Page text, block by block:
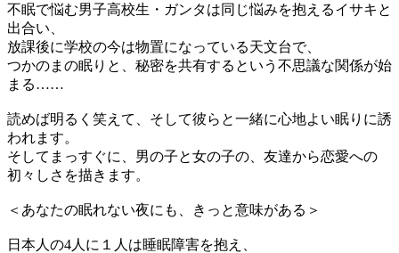
不眠で悩む男子高校生・ガンタは同じ悩みを抱えるイサキと
出合い、
放課後に学校の今は物置になっている天文台で、
つかのまの眠りと、秘密を共有するという不思議な関係が始
まる……
読めば明るく笑えて、そして彼らと一緒に心地よい眠りに誘
われます。
そしてまっすぐに、男の子と女の子の、友達から恋愛への
初々しさを描きます。
＜あなたの眠れない夜にも、きっと意味がある＞
日本人の4人に１人は睡眠障害を抱え、